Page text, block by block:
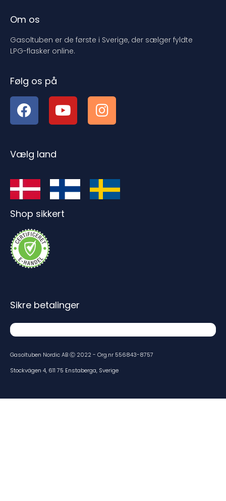
Om os
Gasoltuben er de første i Sverige, der sælger fyldte
LPG-flasker online.
Følg os på
Vælg land
Shop sikkert
Gasoltuben Nordic AB Ⓒ 2022 - Org.nr 556843-8757
Stockvägen 4, 611 75 Enstaberga, Sverige
Sikre betalinger